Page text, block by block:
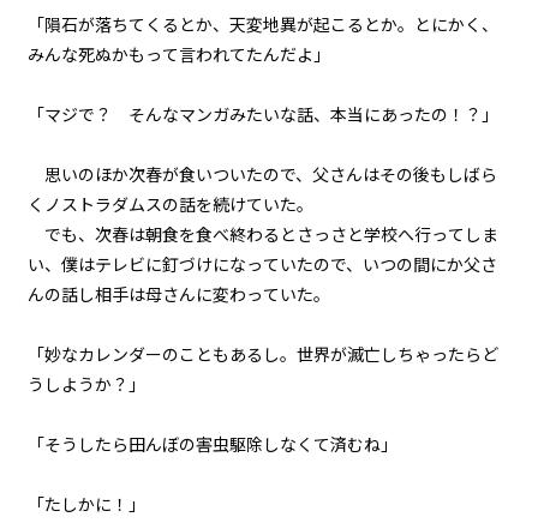
016
健康ランドにて
018
戎橋路暖
ラボコート・オーバー・ユカタ
野外調査
「隕石が落ちてくるとか、天変地異が起こるとか。とにかく、
みんな死ぬかもって言われてたんだよ」
「マジで？ そんなマンガみたいな話、本当にあったの！？」
思いのほか次春が食いついたので、父さんはその後もしばら
くノストラダムスの話を続けていた。
でも、次春は朝食を食べ終わるとさっさと学校へ行ってしま
い、僕はテレビに釘づけになっていたので、いつの間にか父さ
んの話し相手は母さんに変わっていた。
「妙なカレンダーのこともあるし。世界が滅亡しちゃったらど
うしようか？」
「そうしたら田んぼの害虫駆除しなくて済むね」
「たしかに！」